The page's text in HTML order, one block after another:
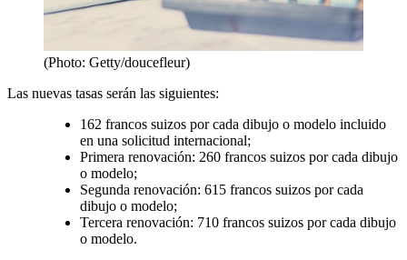
(Photo: Getty/doucefleur)
Las nuevas tasas serán las siguientes:
162 francos suizos por cada dibujo o modelo incluido
en una solicitud internacional;
Primera renovación: 260 francos suizos por cada dibujo
o modelo;
Segunda renovación: 615 francos suizos por cada
dibujo o modelo;
Tercera renovación: 710 francos suizos por cada dibujo
o modelo.